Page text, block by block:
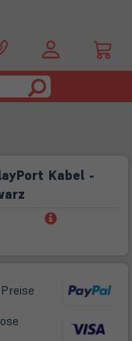
Kabel -
(öffnet